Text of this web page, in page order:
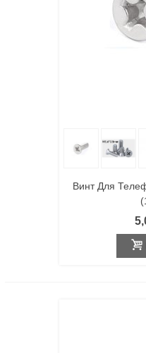
Винт Для